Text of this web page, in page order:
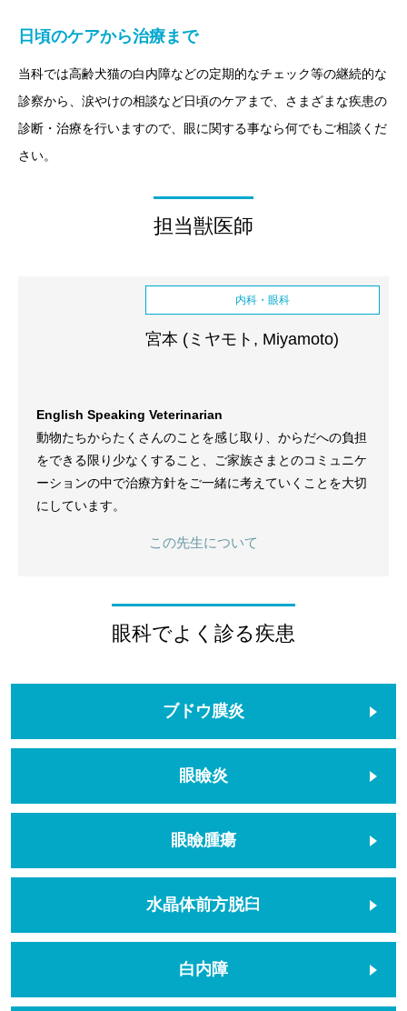
日頃のケアから治療まで
当科では高齢犬猫の白内障などの定期的なチェック等の継続的な
診察から、涙やけの相談など日頃のケアまで、さまざまな疾患の
診断・治療を行いますので、眼に関する事なら何でもご相談くだ
さい。
担当獣医師
内科・眼科
宮本 (ミヤモト, Miyamoto)
English Speaking Veterinarian
動物たちからたくさんのことを感じ取り、からだへの負担
をできる限り少なくすること、ご家族さまとのコミュニケ
ーションの中で治療方針をご一緒に考えていくことを大切
にしています。
この先生について
眼科でよく診る疾患
ブドウ膜炎
眼瞼炎
眼瞼腫瘍
水晶体前方脱臼
白内障